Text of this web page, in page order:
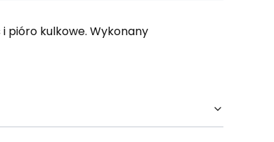
pióro kulkowe. Wykonany